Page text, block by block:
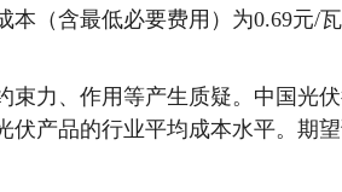
（含最低必要费用）为0.69元/
力、作用等产生质疑。中国光
伏产品的行业平均成本水平。期